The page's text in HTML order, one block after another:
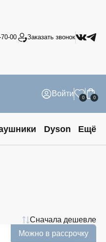
00 Заказать звонок
Войти 0 0
Dyson Ещё
Сначала дешевле
Можно в рассрочку